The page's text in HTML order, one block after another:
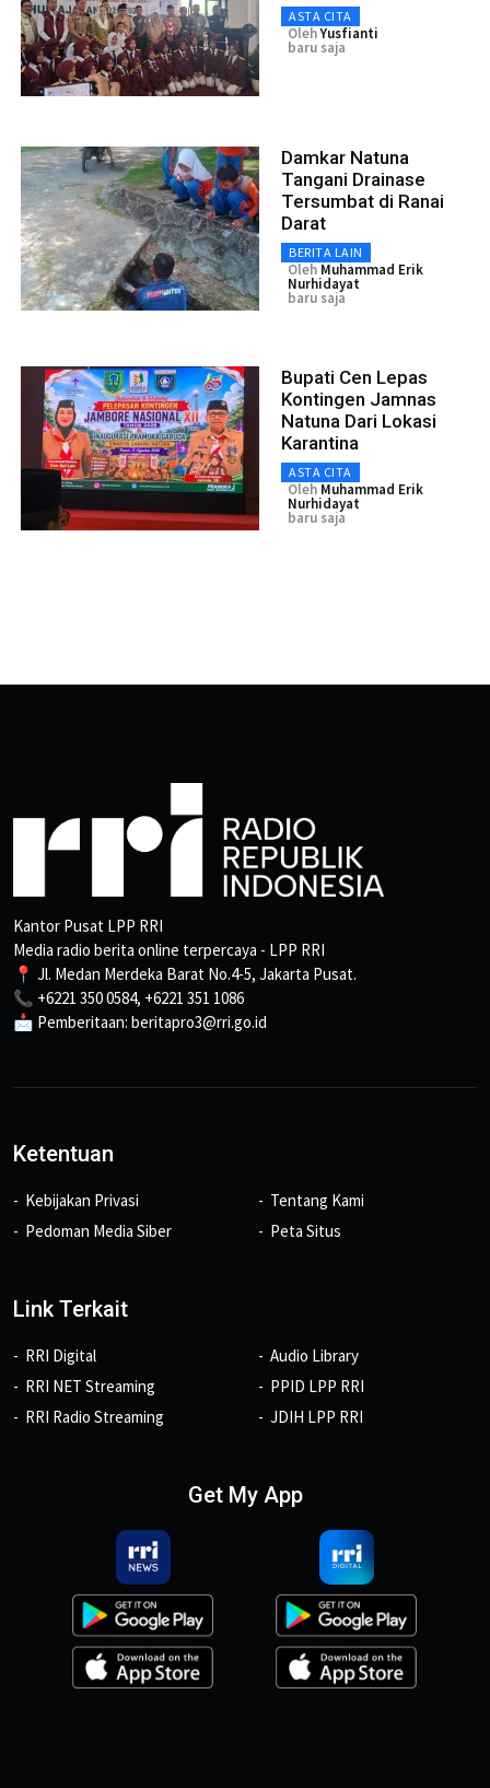
ASTA CITA
OlehYusfianti
baru saja
Damkar Natuna
Tangani Drainase
Tersumbat di Ranai
Darat
BERITA LAIN
Oleh Muhammad Erik
Nurhidayat
baru saja
Bupati Cen Lepas
Kontingen Jamnas
Natuna Dari Lokasi
Karantina
ASTA CITA
Oleh Muhammad Erik
Nurhidayat
baru saja
Kantor Pusat LPP RRI
Media radio berita online terpercaya - LPP RRI
📍 Jl. Medan Merdeka Barat No.4-5, Jakarta Pusat.
📞 +6221 350 0584, +6221 351 1086
📩 Pemberitaan: beritapro3@rri.go.id
Ketentuan
Kebijakan Privasi
Pedoman Media Siber
Tentang Kami
Peta Situs
Link Terkait
RRI Digital
RRI NET Streaming
RRI Radio Streaming
Audio Library
PPID LPP RRI
JDIH LPP RRI
Get My App